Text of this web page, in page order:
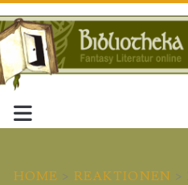
HOME > REAKTIONEN >